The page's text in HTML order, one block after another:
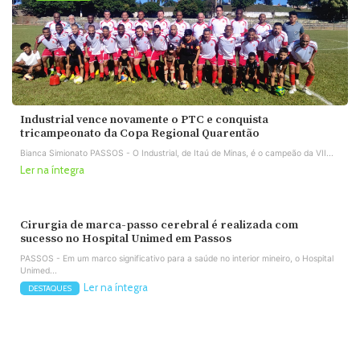
Industrial vence novamente o PTC e conquista
tricampeonato da Copa Regional Quarentão
Bianca Simionato PASSOS - O Industrial, de Itaú de Minas, é o campeão da VII...
Ler na íntegra
Cirurgia de marca-passo cerebral é realizada com
sucesso no Hospital Unimed em Passos
PASSOS - Em um marco significativo para a saúde no interior mineiro, o Hospital
Unimed...
DESTAQUES Ler na íntegra